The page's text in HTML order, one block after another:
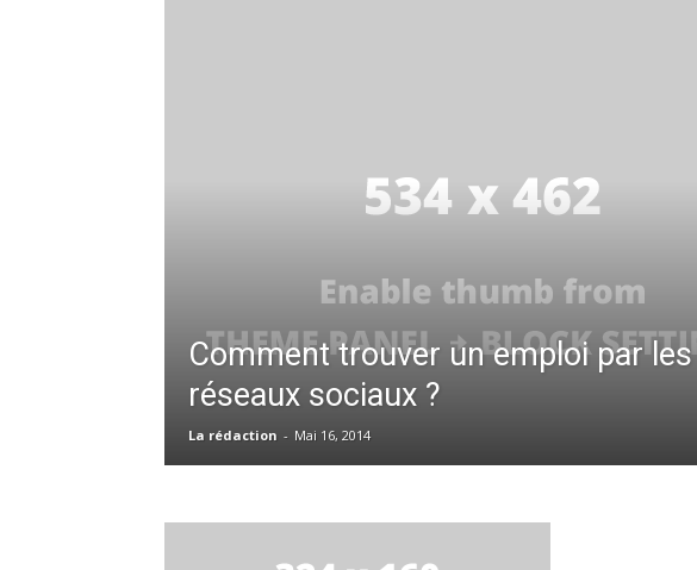
Comment trouver un emploi par les
réseaux sociaux ?
La rédaction - Mai 16, 2014